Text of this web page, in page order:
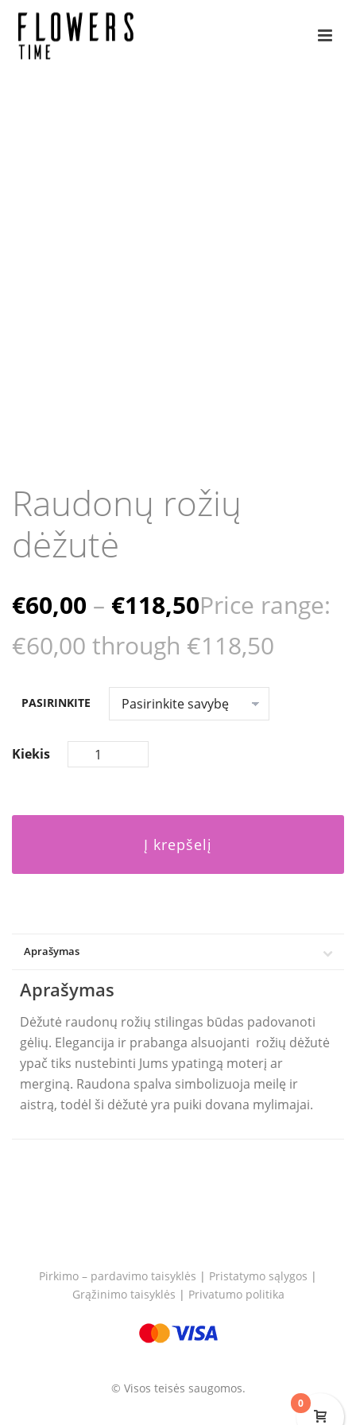
Raudonų rožių
dėžutė
€60,00 – €118,50Price range:
€60,00 through €118,50
PASIRINKITE
Kiekis
Į krepšelį
Aprašymas
Aprašymas
Dėžutė raudonų rožių stilingas būdas padovanoti
gėlių. Elegancija ir prabanga alsuojanti rožių dėžutė
ypač tiks nustebinti Jums ypatingą moterį ar
merginą. Raudona spalva simbolizuoja meilę ir
aistrą, todėl ši dėžutė yra puiki dovana mylimajai.
Pirkimo – pardavimo taisyklės | Pristatymo sąlygos |
Grąžinimo taisyklės | Privatumo politika
© Visos teisės saugomos.
0